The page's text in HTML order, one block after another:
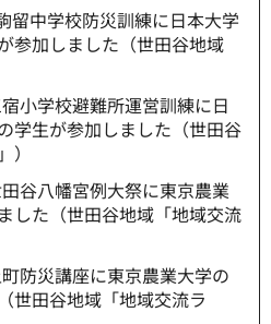
留中学校防災訓練に日本大学
参加しました（世田谷地域
小学校避難所運営訓練に日
学生が参加しました（世田谷
谷八幡宮例大祭に東京農業
した（世田谷地域「地域交流
防災講座に東京農業大学の
世田谷地域「地域交流ラ